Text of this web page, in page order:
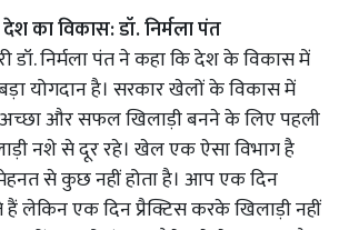
का विकास: डॉ. निर्मला पंत
डॉ. निर्मला पंत ने कहा कि देश के विकास में
योगदान है। सरकार खेलों के विकास में
अच्छा और सफल खिलाड़ी बनने के लिए पहली
नशे से दूर रहे। खेल एक ऐसा विभाग है
से कुछ नहीं होता है। आप एक दिन
लेकिन एक दिन प्रैक्टिस करके खिलाड़ी नहीं